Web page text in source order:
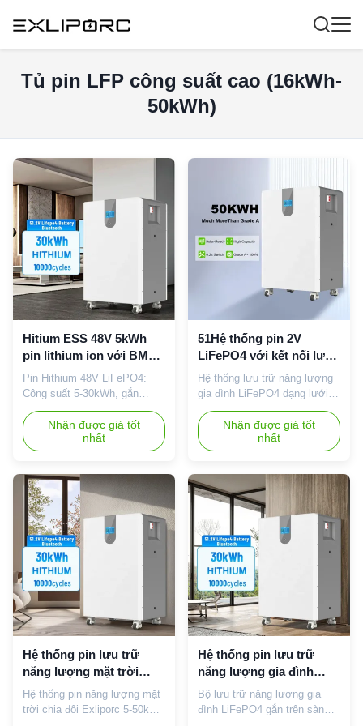
Tủ pin LFP công suất cao (16kWh-
50kWh)
Hitium ESS 48V 5kWh
pin lithium ion với BMS
tích hợp để lưu trữ năng
lượng mặt trời
Pin Hithium 48V LiFePO4:
Công suất 5-30kWh, gắn
tường/sàn, tích hợp BMS,
bảo hành 5 năm. Giao tiếp
RS485/WiFi/Bluetooth cho hệ
thống năng lượng mặt trời lai.
Nhận được giá tốt
nhất
51Hệ thống pin 2V
LiFePO4 với kết nối lưới
điện lai và tuổi thọ chu
kỳ dài cho lưu trữ năng
Hệ thống lưu trữ năng lượng
gia đình LiFePO4 dạng lưới
lai (5-50kWh). Gắn trên
sàn/tường với BMS thông
minh, bảo vệ IP20 và giao
tiếp RS485/CAN. Tuổi thọ dài
trời đáng tin cậy.
Nhận được giá tốt
nhất
Hệ thống pin lưu trữ
năng lượng mặt trời
LiFePO4 51,2V 5-50kWh
với lưới điện lai để lưu
Hệ thống pin năng lượng mặt
trời chia đôi Exliporc 5-50kWh
Hệ thống pin lưu trữ
năng lượng gia đình
lưới điện lai 51,2V
30kWh với công nghệ
Bộ lưu trữ năng lượng gia
đình LiFePO4 gắn trên sàn